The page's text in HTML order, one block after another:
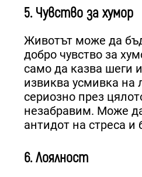
5. Чувство за хумор
Животът може да
добро чувство за
само да казва шеги
извиква усмивка на
сериозно през
незабравим. Може
антидот на стреса и
6. Лоялност